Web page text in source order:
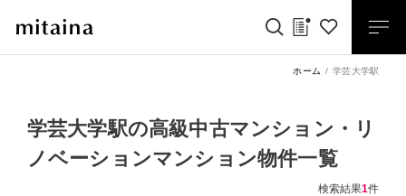
ホーム 学芸大学駅
学芸大学駅の高級中古マンション・リ
ノベーションマンション物件一覧
検索結果1件